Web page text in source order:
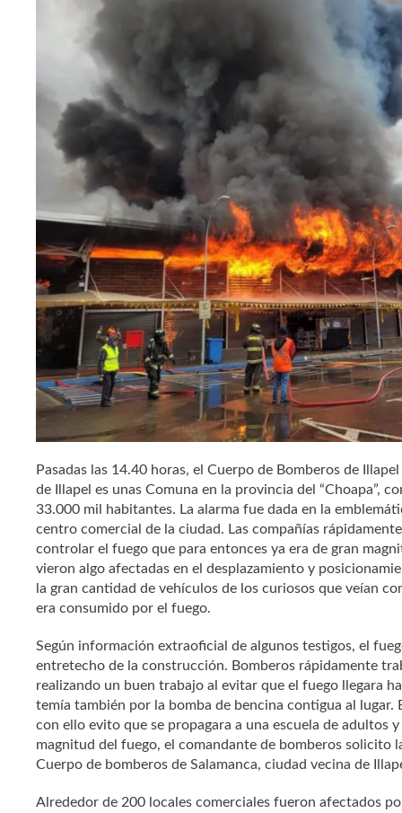
Pasadas las 14.40 horas, el Cuerpo de Bomberos de
de Illapel es unas Comuna en la provincia del “Choapa”,
33.000 mil habitantes. La alarma fue dada en la
centro comercial de la ciudad. Las compañías
controlar el fuego que para entonces ya era de gran
vieron algo afectadas en el desplazamiento y
la gran cantidad de vehículos de los curiosos que veían
era consumido por el fuego.
Según información extraoficial de algunos testigos, el
entretecho de la construcción. Bomberos rápidamente
realizando un buen trabajo al evitar que el fuego llegara
temía también por la bomba de bencina contigua al
con ello evito que se propagara a una escuela de adultos
magnitud del fuego, el comandante de bomberos solicito
Cuerpo de bomberos de Salamanca, ciudad vecina de
Alrededor de 200 locales comerciales fueron afectados